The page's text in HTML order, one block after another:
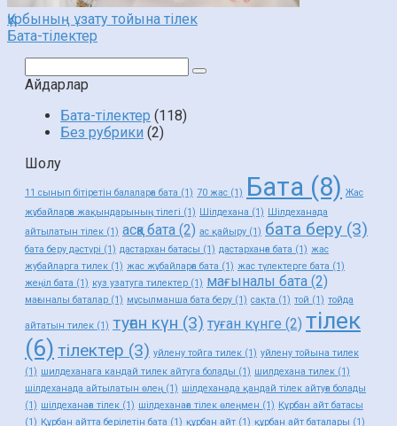
Құрбының ұзату тойына тілек
Бата-тілектер
Айдарлар
Бата-тілектер (118)
Без рубрики (2)
Шолу
11 сынып бітіретін балаларға бата (1) 70 жас (1) Бата (8) Жас
жұбайларға жақындарының тілегі (1) Шілдехана (1) Шілдеханада
айтылатын тілек (1) асқа бата (2) ас қайыру (1) бата беру (3)
бата беру дәстүрі (1) дастархан батасы (1) дастарханға бата (1) жас
жубайларга тилек (1) жас жұбайларға бата (1) жас түлектерге бата (1)
жеңіл бата (1) куз узатуга тилектер (1) мағыналы бата (2)
мағыналы баталар (1) мұсылманша бата беру (1) сақта (1) той (1) тойда
айтатын тилек (1) туған күн (3) туған күнге (2) тілек
(6) тілектер (3) уйлену тойга тилек (1) уйлену тойына тилек
(1) шилдеханага кандай тилек айтуга болады (1) шилдехана тилек (1)
шілдеханада айтылатын өлең (1) шілдеханада қандай тілек айтуға болады
(1) шілдеханаға тілек (1) шілдеханаға тілек өлеңмен (1) Құрбан айт батасы
(1) Құрбан айтта берілетін бата (1) құрбан айт (1) құрбан айт баталары (1)